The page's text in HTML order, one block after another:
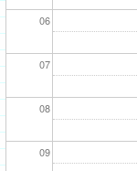
06
07
08
09